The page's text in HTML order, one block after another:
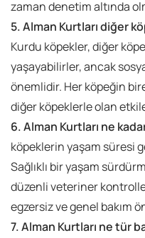
zaman denetim altında
5. Alman Kurtları diğer
Kurdu köpekler, diğer
yaşayabilirler, ancak
önemlidir. Her köpeğin
diğer köpeklerle olan
6. Alman Kurtları ne
köpeklerin yaşam süresi
Sağlıklı bir yaşam
düzenli veteriner
egzersiz ve genel bakım
7. Alman Kurtları ne tür